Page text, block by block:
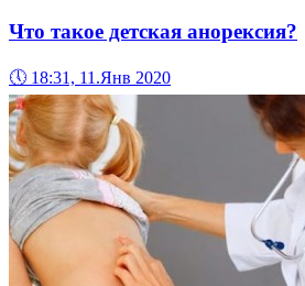
Что такое детская анорексия?
🕔 18:31, 11.Янв 2020